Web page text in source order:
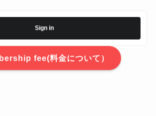
Sign in
fee(料金について）